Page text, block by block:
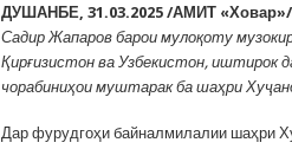
ДУШАНБЕ, 31.03.2025 /АМИТ
Садир Жапаров барои мулоқоту
Қирғизистон ва Узбекистон, иштирок
чорабиниҳои муштарак ба шаҳри
Дар фурудгоҳи байналмилалии шаҳри